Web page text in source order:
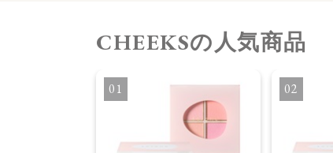
CHEEKSの人気商品
1 2